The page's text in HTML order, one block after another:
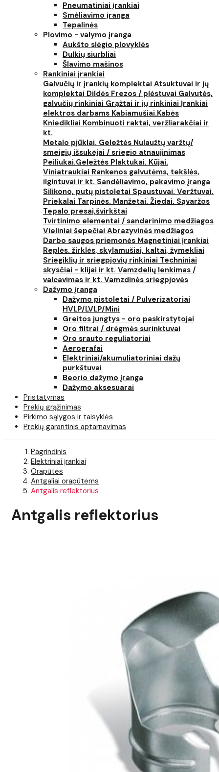
Pneumatiniai įrankiai
Smėliavimo įranga
Tepalinės
Plovimo - valymo įranga
Aukšto slėgio plovyklės
Dulkių siurbliai
Šlavimo mašinos
Rankiniai įrankiai
Galvučių ir įrankių komplektai Atsuktuvai ir jų
komplektai Dildės Frezos / plėstuvai Galvutės,
galvučių rinkiniai Grąžtai ir jų rinkiniai Įrankiai
elektros darbams Kabiamušiai.Kabės
Kniedikliai Kombinuoti raktai, veržliarakčiai ir
kt.
Metalo pjūklai. Geležtės Nulaužtų varžtų/
smeigių išsukėjai / sriegio atnaujinimas
Peiliukai.Geležtės Plaktukai. Kūjai.
Viniatraukiai Rankenos galvutėms, tekšlės,
ilgintuvai ir kt. Sandėliavimo, pakavimo įranga
Silikono, putų pistoletai Spaustuvai. Veržtuvai.
Priekalai Tarpinės. Manžetai. Žiedai. Sąvaržos
Tepalo presai,švirkštai
Tvirtinimo elementai / sandarinimo medžiagos
Vieliniai šepečiai Abrazyvinės medžiagos
Darbo saugos priemonės Magnetiniai įrankiai
Replės. žirklės, skylamušiai, kaltai, žymekliai
Sriegiklių ir sriegpjovių rinkiniai Techniniai
skysčiai - klijai ir kt. Vamzdelių lenkimas /
valcavimas ir kt. Vamzdinės sriegpjovės
Dažymo įranga
Dažymo pistoletai / Pulverizatoriai
HVLP/LVLP/Mini
Greitos jungtys - oro paskirstytojai
Oro filtrai / drėgmės surinktuvai
Oro srauto reguliatoriai
Aerografai
Elektriniai/akumuliatoriniai dažų
purkštuvai
Beorio dažymo įranga
Dažymo aksesuarai
Pristatymas
Prekių grąžinimas
Pirkimo sąlygos ir taisyklės
Prekių garantinis aptarnavimas
Pagrindinis
Elektriniai įrankiai
Orapūtės
Antgaliai orapūtėms
Antgalis reflektorius
Antgalis reflektorius